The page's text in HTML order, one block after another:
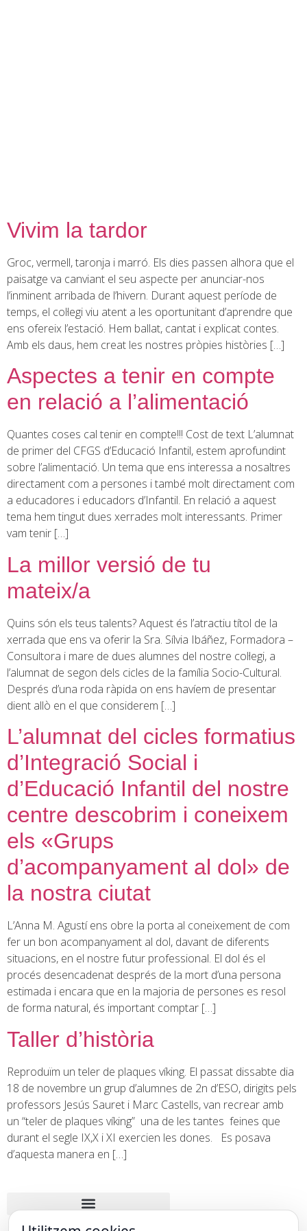
Vivim la tardor
Groc, vermell, taronja i marró. Els dies passen alhora que el
paisatge va canviant el seu aspecte per anunciar-nos
l’inminent arribada de l’hivern. Durant aquest període de
temps, el col·legi viu atent a les oportunitant d’aprendre que
ens ofereix l’estació. Hem ballat, cantat i explicat contes.
Amb els daus, hem creat les nostres pròpies històries […]
Aspectes a tenir en compte
en relació a l’alimentació
Quantes coses cal tenir en compte!!! Cost de text L’alumnat
de primer del CFGS d’Educació Infantil, estem aprofundint
sobre l’alimentació. Un tema que ens interessa a nosaltres
directament com a persones i també molt directament com
a educadores i educadors d’Infantil. En relació a aquest
tema hem tingut dues xerrades molt interessants. Primer
vam tenir […]
La millor versió de tu
mateix/a
Quins són els teus talents? Aquest és l’atractiu títol de la
xerrada que ens va oferir la Sra. Sílvia Ibáñez, Formadora –
Consultora i mare de dues alumnes del nostre col·legi, a
l’alumnat de segon dels cicles de la família Socio-Cultural.
Després d’una roda ràpida on ens havíem de presentar
dient allò en el que considerem […]
L’alumnat del cicles formatius
d’Integració Social i
d’Educació Infantil del nostre
centre descobrim i coneixem
els «Grups
d’acompanyament al dol» de
la nostra ciutat
L’Anna M. Agustí ens obre la porta al coneixement de com
fer un bon acompanyament al dol, davant de diferents
situacions, en el nostre futur professional. El dol és el
procés desencadenat després de la mort d’una persona
estimada i encara que en la majoria de persones es resol
de forma natural, és important comptar […]
Taller d’història
Reproduïm un teler de plaques víking. El passat dissabte dia
18 de novembre un grup d’alumnes de 2n d’ESO, dirigits pels
professors Jesús Sauret i Marc Castells, van recrear amb
un “teler de plaques víking” una de les tantes feines que
durant el segle IX,X i XI exercien les dones. Es posava
d’aquesta manera en […]